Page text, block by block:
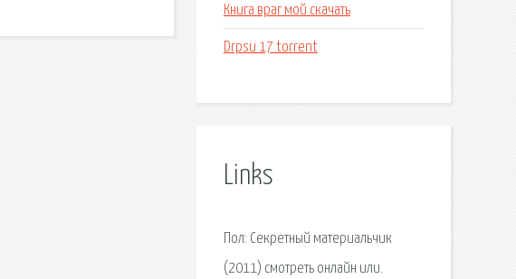
Книга враг мой скачать
Drpsu 17 torrent
Links
Пол: Секретный материальчик
(2011) смотреть онлайн или.